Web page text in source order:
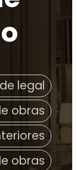
legal
obras
obras